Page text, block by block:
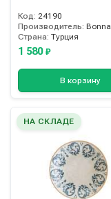
Код: 24190
Производитель: Bonna
Страна: Турция
1 580 ₽
В корзину
НА СКЛАДЕ